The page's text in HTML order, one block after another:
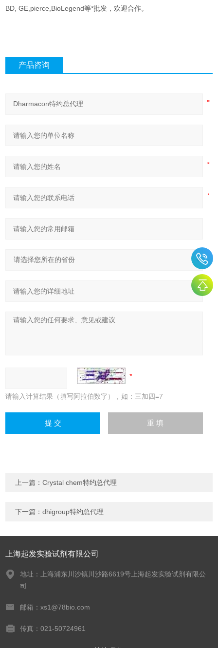
BD, GE,pierce,BioLegend等*批发，欢迎合作。
产品咨询
请输入计算结果（填写阿拉伯数字），如：三加四=7
上一篇：Crystal chem特约总代理
下一篇：dhigroup特约总代理
上海起发实验试剂有限公司
地址：上海浦东川沙镇川沙路6619号上海起发实验试剂有限公
司
邮箱：xs1@78bio.com
传真：021-50724961